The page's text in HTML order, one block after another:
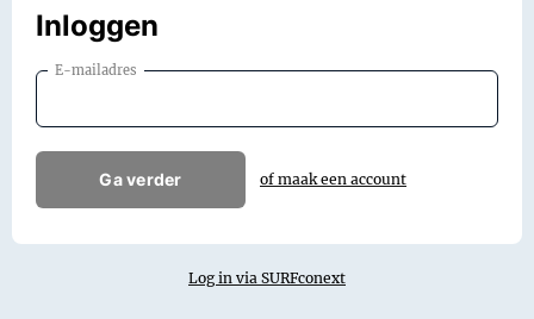
Inloggen
E-mailadres
Ga verder of maak een account
Log in via SURFconext